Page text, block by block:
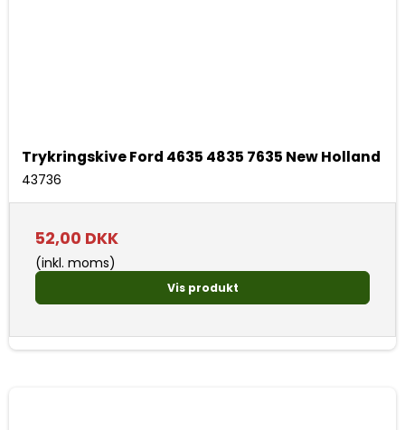
Trykringskive Ford 4635 4835 7635 New Holland
43736
52,00 DKK
(inkl. moms)
Vis produkt